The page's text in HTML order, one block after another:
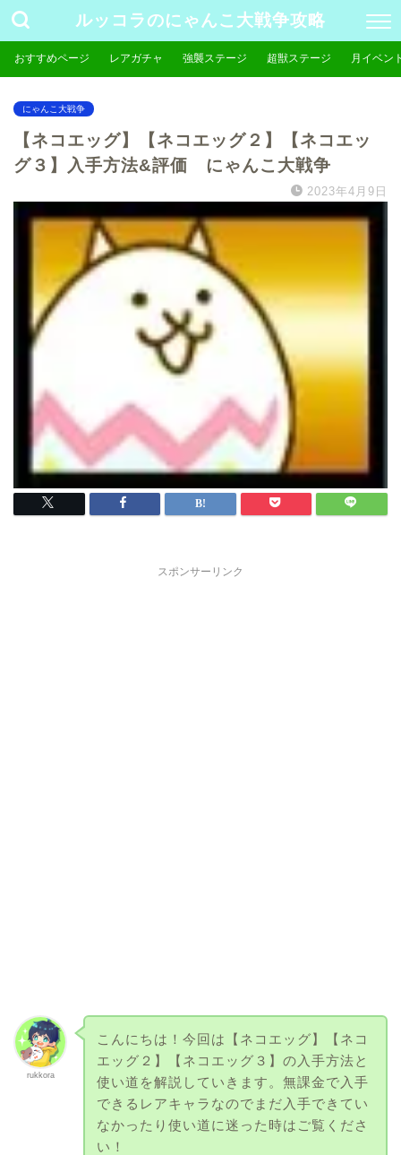
ルッコラのにゃんこ大戦争攻略
おすすめページ レアガチャ 強襲ステージ 超獣ステージ 月イベン
にゃんこ大戦争
【ネコエッグ】【ネコエッグ２】【ネコエッ
グ３】入手方法&評価 にゃんこ大戦争
2023年4月9日
スポンサーリンク
rukkora
こんにちは！今回は【ネコエッグ】【ネコ
エッグ２】【ネコエッグ３】の入手方法と
使い道を解説していきます。無課金で入手
できるレアキャラなのでまだ入手できてい
なかったり使い道に迷った時はご覧くださ
い！